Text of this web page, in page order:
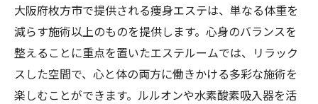
大阪府枚方市で提供される痩身エステは、単なる体重を
減らす施術以上のものを提供します。心身のバランスを
整えることに重点を置いたエステルームでは、リラック
スした空間で、心と体の両方に働きかける多彩な施術を
楽しむことができます。ルルオンや水素酸素吸入器を活